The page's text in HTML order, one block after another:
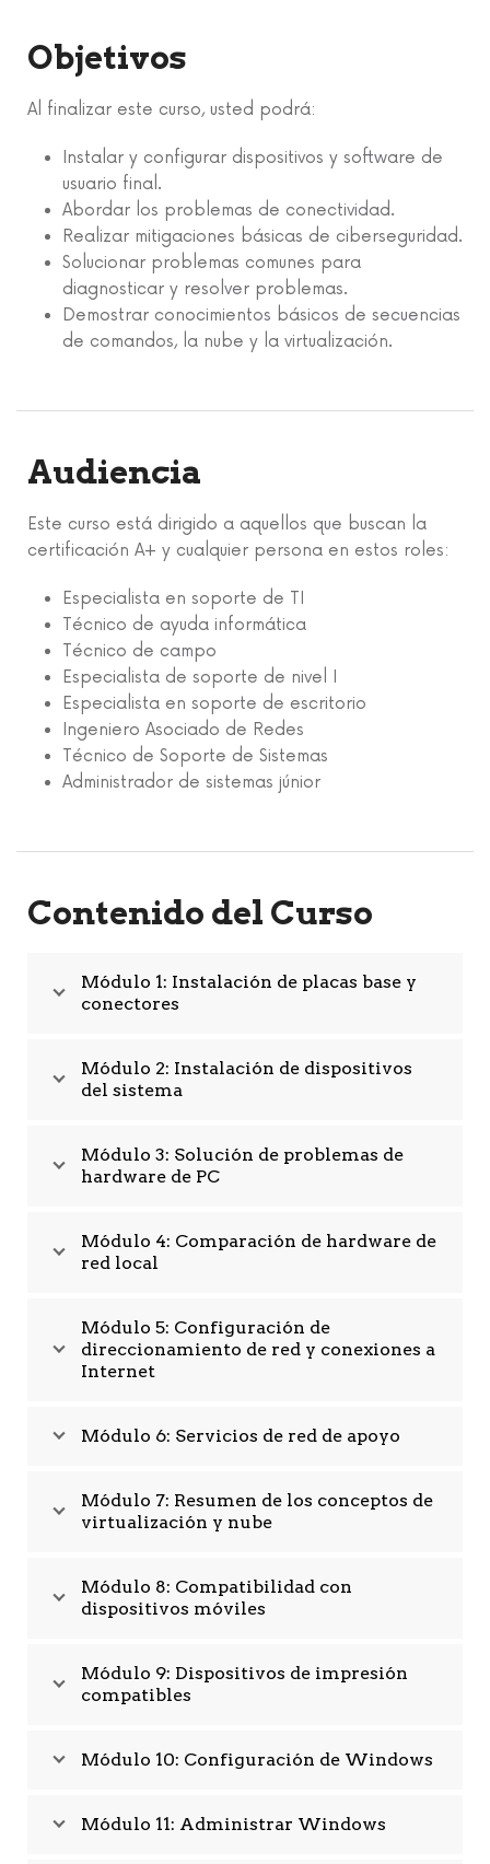
Objetivos
Al finalizar este curso, usted podrá:
Instalar y configurar dispositivos y software de
usuario final.
Abordar los problemas de conectividad.
Realizar mitigaciones básicas de ciberseguridad.
Solucionar problemas comunes para
diagnosticar y resolver problemas.
Demostrar conocimientos básicos de secuencias
de comandos, la nube y la virtualización.
Audiencia
Este curso está dirigido a aquellos que buscan la
certificación A+ y cualquier persona en estos roles:
Especialista en soporte de TI
Técnico de ayuda informática
Técnico de campo
Especialista de soporte de nivel I
Especialista en soporte de escritorio
Ingeniero Asociado de Redes
Técnico de Soporte de Sistemas
Administrador de sistemas júnior
Contenido del Curso
Módulo 1: Instalación de placas base y
conectores
Módulo 2: Instalación de dispositivos
del sistema
Módulo 3: Solución de problemas de
hardware de PC
Módulo 4: Comparación de hardware de
red local
Módulo 5: Configuración de
direccionamiento de red y conexiones a
Internet
Módulo 6: Servicios de red de apoyo
Módulo 7: Resumen de los conceptos de
virtualización y nube
Módulo 8: Compatibilidad con
dispositivos móviles
Módulo 9: Dispositivos de impresión
compatibles
Módulo 10: Configuración de Windows
Módulo 11: Administrar Windows